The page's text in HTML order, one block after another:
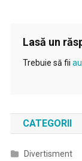
Lasă un
Trebuie să fii
CATEGORII
Divertisment